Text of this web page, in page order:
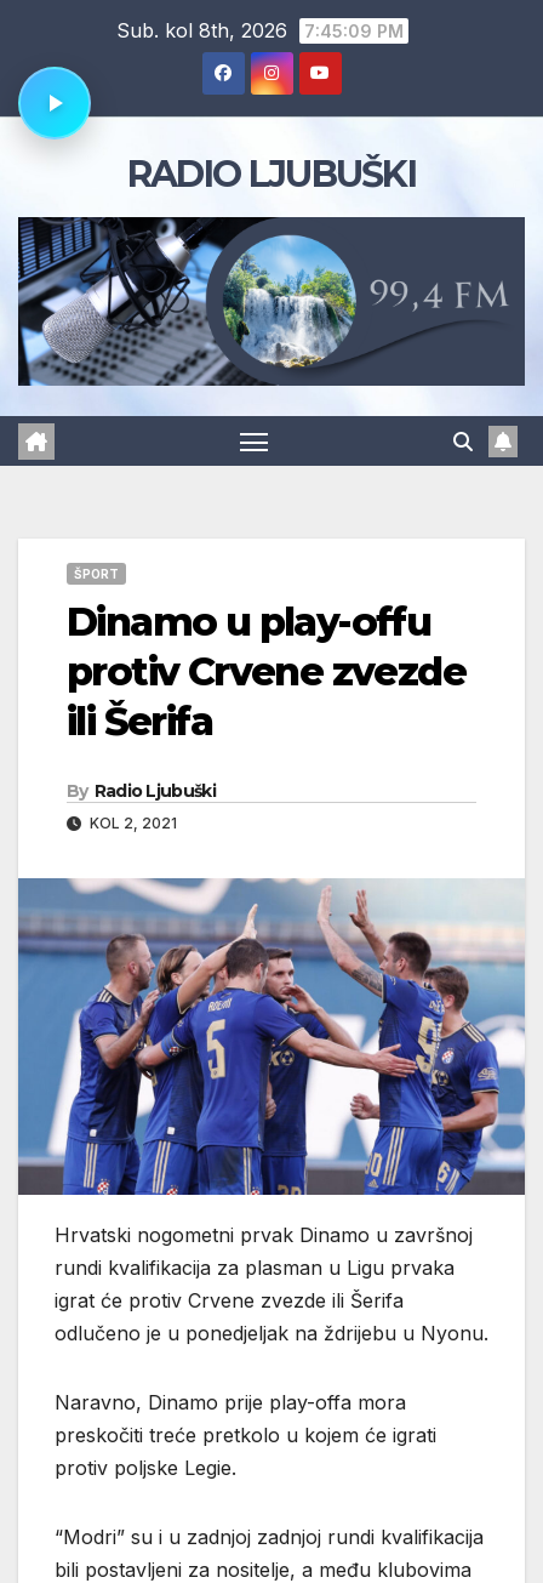
content
Sub. kol 8th, 2026 7:45:10 PM
RADIO LJUBUŠKI
ŠPORT
Dinamo u play-offu
protiv Crvene zvezde
ili Šerifa
By Radio Ljubuški
KOL 2, 2021
Hrvatski nogometni prvak Dinamo u završnoj
rundi kvalifikacija za plasman u Ligu prvaka
igrat će protiv Crvene zvezde ili Šerifa
odlučeno je u ponedjeljak na ždrijebu u Nyonu.
Naravno, Dinamo prije play-offa mora
preskočiti treće pretkolo u kojem će igrati
protiv poljske Legie.
“Modri” su i u zadnjoj zadnjoj rundi kvalifikacija
bili postavljeni za nositelje, a među klubovima